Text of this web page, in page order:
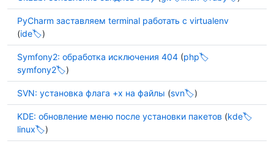
PyCharm заставляем terminal работать с virtualenv
(ide )
Symfony2: обработка исключения 404 (php
symfony2
)
SVN: установка флага +x на файлы (svn )
KDE: обновление меню после установки пакетов (kde
linux
)